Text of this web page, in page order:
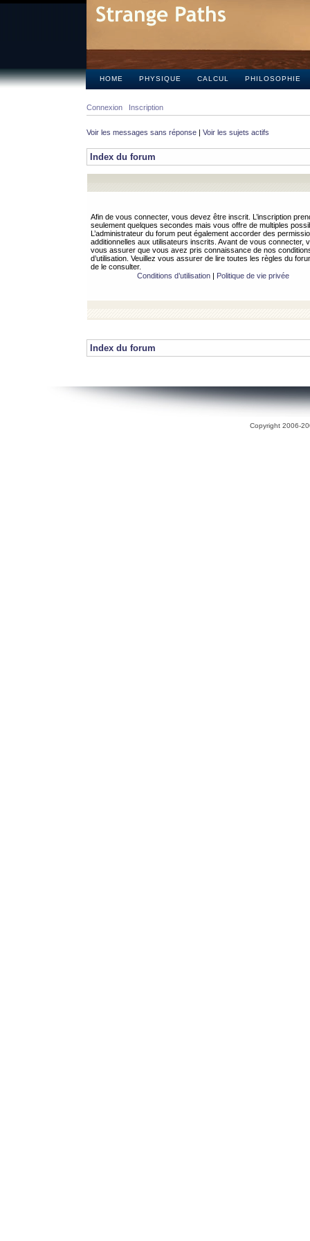
HOME PHYSIQUE CALCUL PHILOSOPHIE
Connexion Inscription
Voir les messages sans réponse | Voir les sujets actifs
Index du forum
Afin de vous connecter, vous devez être inscrit. L’inscription
seulement quelques secondes mais vous offre de multiples
L’administrateur du forum peut également accorder des
additionnelles aux utilisateurs inscrits. Avant de vous connecter,
vous assurer que vous avez pris connaissance de nos
d’utilisation. Veuillez vous assurer de lire toutes les règles du
de le consulter.
Conditions d’utilisation| Politique de vie privée
Index du forum
Copyright 2006-